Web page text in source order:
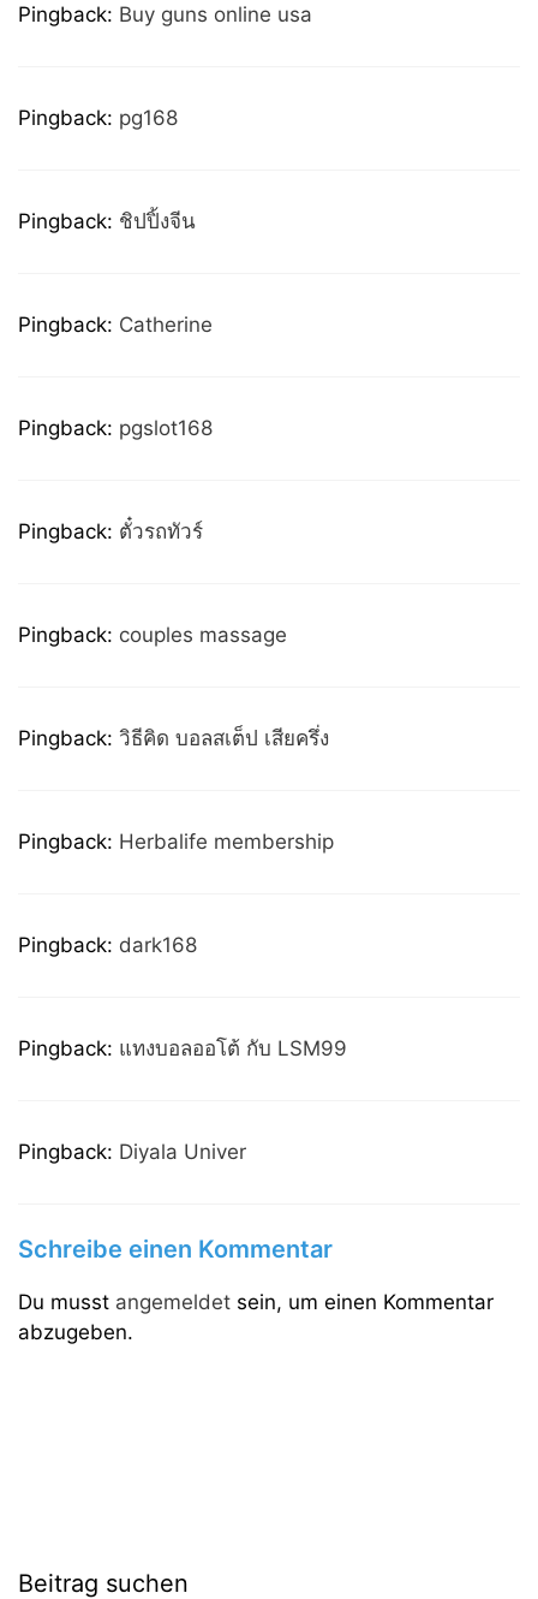
Pingback: Buy guns online usa
Pingback: pg168
Pingback: ชิปปิ้งจีน
Pingback: Catherine
Pingback: pgslot168
Pingback: ตั๋วรถทัวร์
Pingback: couples massage
Pingback: วิธีคิด บอลสเต็ป เสียครึ่ง
Pingback: Herbalife membership
Pingback: dark168
Pingback: แทงบอลออโต้ กับ LSM99
Pingback: Diyala Univer
Schreibe einen Kommentar
Du musst angemeldet sein, um einen Kommentar
abzugeben.
Beitrag suchen